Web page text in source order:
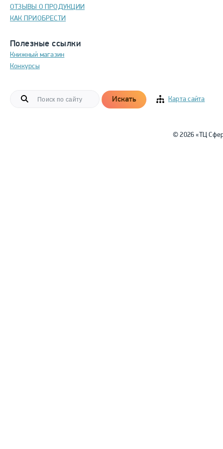
ОТЗЫВЫ О ПРОДУКЦИИ
КАК ПРИОБРЕСТИ
Полезные ссылки
Книжный магазин
Конкурсы
Искать Карта сайта
© 2026 «ТЦ